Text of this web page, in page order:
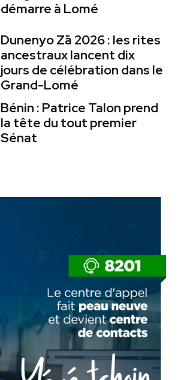
démarre à Lomé
Dunenyo Zā 2026 : les rites
ancestraux lancent dix
jours de célébration dans le
Grand-Lomé
Bénin : Patrice Talon prend
la tête du tout premier
Sénat